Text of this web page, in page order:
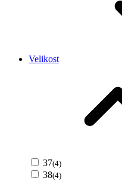
Velikost
37(4)
38(4)